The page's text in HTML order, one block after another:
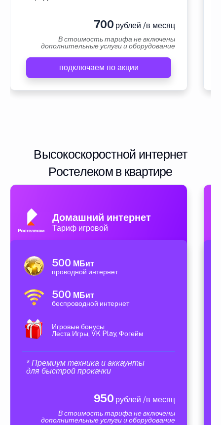
700 рублей /в месяц
В стоимость тарифа не включены
дополнительные услуги и оборудование
подключаем по акции
Высокоскоростной интернет
Ростелеком в квартире
Домашний интернет
Тариф игровой
500 МБит
проводной интернет
500 МБит
беспроводной интернет
Игровые бонусы
Леста Игры, VK Play, Фогейм
* Премиум техника и аккаунты
для быстрой прокачки
950 рублей /в месяц
В стоимость тарифа не включены
дополнительные услуги и оборудование